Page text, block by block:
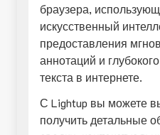
браузера,
искусственный
предоставления
аннотаций и
текста в интернете.
С Lightup вы можете
получить детальные